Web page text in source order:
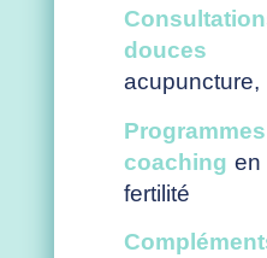
douces
coaching en
fertilité